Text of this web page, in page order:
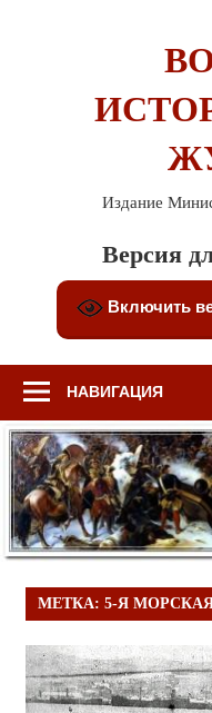
Издание
Версия
Включить
НАВИГАЦИЯ
МЕТКА: 5-Я